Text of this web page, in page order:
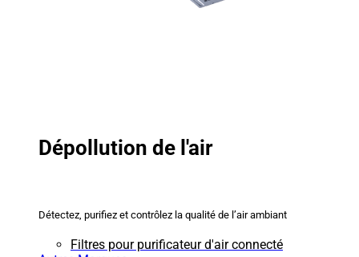
Dépollution de l'air
Détectez, purifiez et contrôlez la qualité de l’air ambiant
Filtres pour purificateur d'air connecté